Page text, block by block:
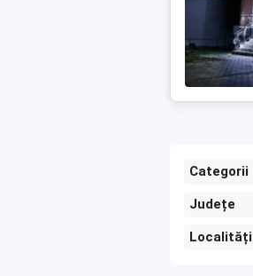
Categorii
Județe
Localități